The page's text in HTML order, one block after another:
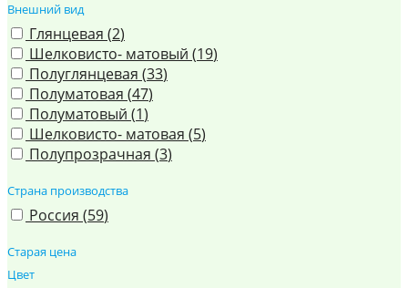
Внешний вид
Глянцевая (2)
Шелковисто- матовый (19)
Полуглянцевая (33)
Полуматовая (47)
Полуматовый (1)
Шелковисто- матовая (5)
Полупрозрачная (3)
Страна производства
Россия (59)
Старая цена
Цвет